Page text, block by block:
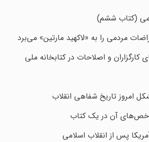
(کتاب ششم)
مردمی را به «لاکهید مارتین» می‌برد
و اصلاحات در کتابخانه ملی
امروز تاریخ شفاهی انقلاب
آن در یک کتاب
پس از انقلاب اسلامی